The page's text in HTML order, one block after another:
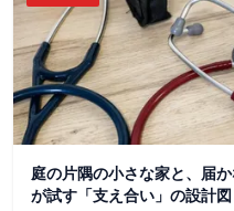
庭の片隅の小さな家と、届
が試す「支え合い」の設計図